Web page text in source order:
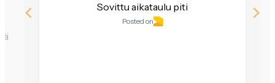
Sovittu aikataulu piti
Posted on